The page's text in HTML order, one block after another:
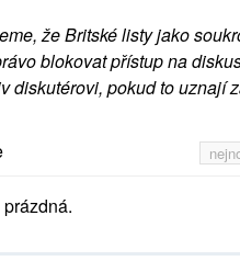
že Britské listy jako
blokovat přístup na
diskutérovi, pokud to uznají